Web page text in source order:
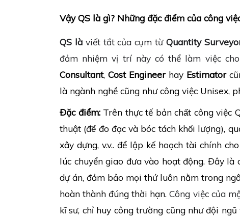
VậyQS là gì? Những đặc điểm của công
QS làviết tắt của cụm từQuantity
đảm nhiệm vị trí này có thể làm việc
Consultant, Cost Engineer hay Estimator
là ngành nghề cũng như công việc Unisex,
Đặc điểm:Trên thực tế bản chất công việc
thuật (để đo đạc và bóc tách khối lượng),
xây dựng, v.v.. để lập kế hoạch tài chính
lúc chuyển giao đưa vào hoạt động. Đây
dự án, đảm bảo mọi thứ luôn nằm trong
hoàn thành đúng thời hạn. Công việc của
kĩ sư, chỉ huy công trường cũng như đội